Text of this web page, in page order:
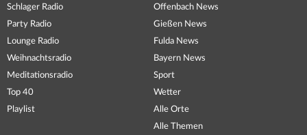
Schlager Radio
Party Radio
Lounge Radio
Weihnachtsradio
Meditationsradio
Top 40
Playlist
Offenbach News
Gießen News
Fulda News
Bayern News
Sport
Wetter
Alle Orte
Alle Themen